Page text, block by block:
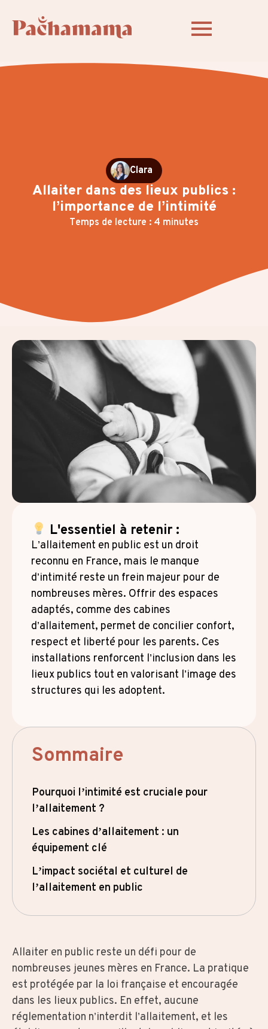
Clara
Allaiter dans des lieux publics :
l’importance de l’intimité
Temps de lecture : 4 minutes
L'essentiel à retenir :
L’allaitement en public est un droit
reconnu en France, mais le manque
d’intimité reste un frein majeur pour de
nombreuses mères. Offrir des espaces
adaptés, comme des cabines
d’allaitement, permet de concilier confort,
respect et liberté pour les parents. Ces
installations renforcent l’inclusion dans les
lieux publics tout en valorisant l’image des
structures qui les adoptent.
Sommaire
Pourquoi l’intimité est cruciale pour
l’allaitement ?
Les cabines d’allaitement : un
équipement clé
L’impact sociétal et culturel de
l’allaitement en public
Allaiter en public reste un défi pour de
nombreuses jeunes mères en France. La pratique
est protégée par la loi française et encouragée
dans les lieux publics. En effet, aucune
réglementation n’interdit l’allaitement, et les